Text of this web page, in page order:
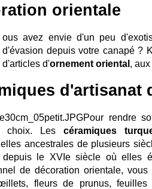
orientale
ous avez envie d'un peu
d'évasion depuis votre canapé ?
d'articles d'ornement oriental ,
d'artisanat
Pour rendre
choix. Lescéramiques
ancestrales de plusieurs
depuis le XVIe siècle où elles
de décoration orientale,
fleurs de prunus, feuilles